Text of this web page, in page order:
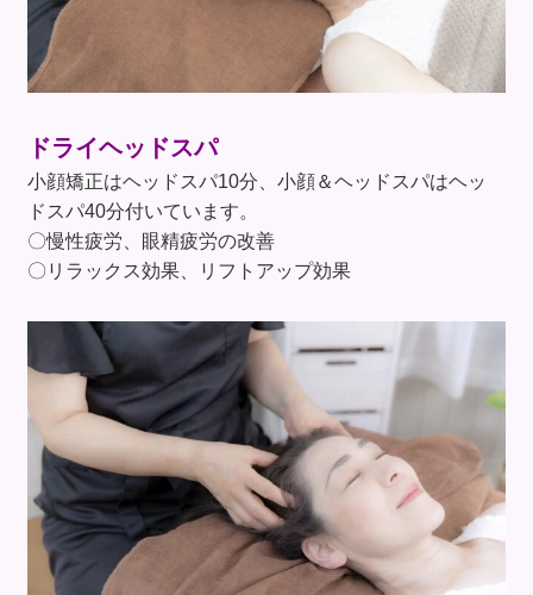
ドライヘッドスパ
小顔矯正はヘッドスパ10分、小顔＆ヘッドスパはヘッ
ドスパ40分付いています。
〇慢性疲労、眼精疲労の改善
〇リラックス効果、リフトアップ効果